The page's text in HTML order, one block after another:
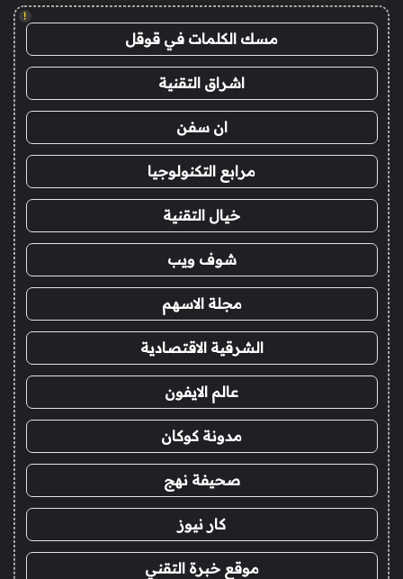
!
مسك الكلمات في قوقل
اشراق التقنية
ان سفن
مرابع التكنولوجيا
خيال التقنية
شوف ويب
مجلة الاسهم
الشرقية الاقتصادية
عالم الايفون
مدونة كوكان
صحيفة نهج
كار نيوز
موقع خبرة التقني